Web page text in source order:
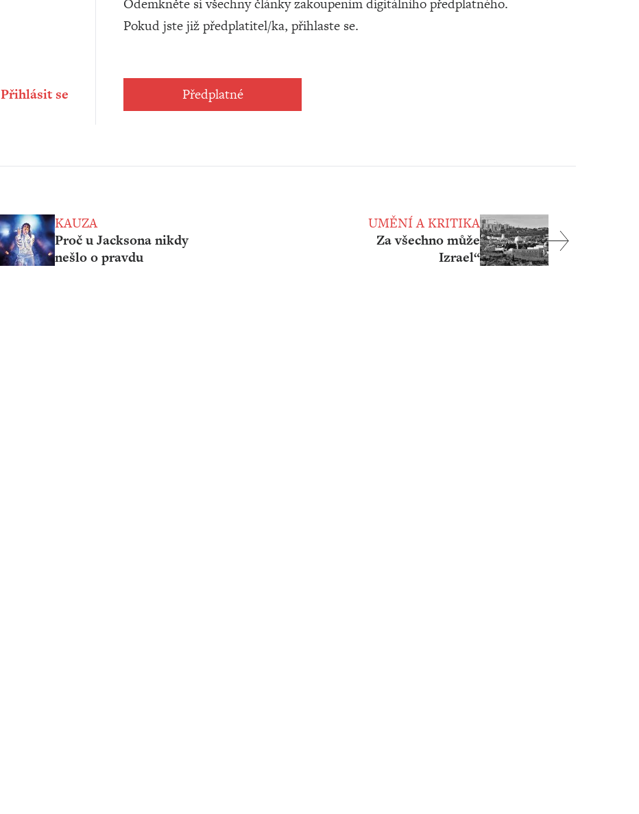
Odemkněte si všechny články zakoupením digitálního předplatného.
Pokud jste již předplatitel/ka, přihlaste se.
Předplatné
Přihlásit se
UMĚNÍ A KRITIKA
Za všechno může
Izrael“
KAUZA
Proč u Jacksona nikdy
nešlo o pravdu